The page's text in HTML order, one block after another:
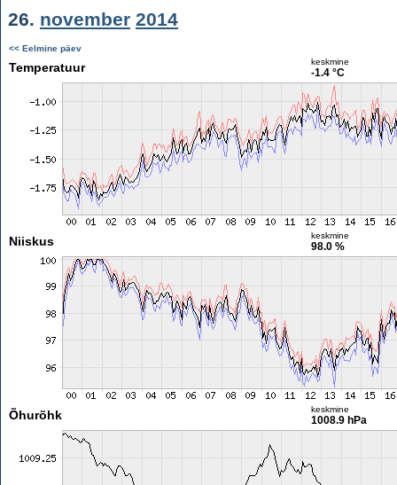
26. november 2014
<< Eelmine päev
Temperatuur keskmine
-1.4 °C
Niiskus keskmine
98.0 %
Õhurõhk keskmine
1008.9 hPa